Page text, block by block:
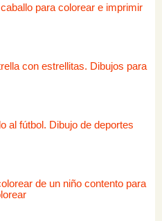
para colorear e imprimir
con estrellitas. Dibujos para
al fútbol. Dibujo de deportes
de un niño contento para